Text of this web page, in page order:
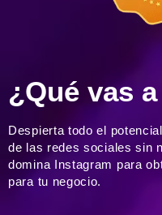
¿Qué vas
Despierta todo el
de las redes sociales sin
domina Instagram para
para tu negocio.